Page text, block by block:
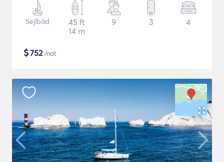
Sejlbåd
45 ft
14 m
9 3 4
$752/nat